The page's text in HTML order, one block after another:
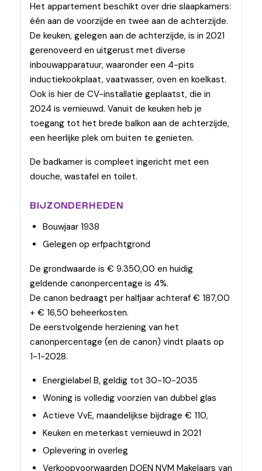
Het appartement beschikt over drie slaapkamers:
één aan de voorzijde en twee aan de achterzijde.
De keuken, gelegen aan de achterzijde, is in 2021
gerenoveerd en uitgerust met diverse
inbouwapparatuur, waaronder een 4-pits
inductiekookplaat, vaatwasser, oven en koelkast.
Ook is hier de CV-installatie geplaatst, die in
2024 is vernieuwd. Vanuit de keuken heb je
toegang tot het brede balkon aan de achterzijde,
een heerlijke plek om buiten te genieten.
De badkamer is compleet ingericht met een
douche, wastafel en toilet.
BIJZONDERHEDEN
Bouwjaar 1938
Gelegen op erfpachtgrond
De grondwaarde is € 9.350,00 en huidig
geldende canonpercentage is 4%.
De canon bedraagt per halfjaar achteraf € 187,00
+ € 16,50 beheerkosten.
De eerstvolgende herziening van het
canonpercentage (en de canon) vindt plaats op
1-1-2028.
Energielabel B, geldig tot 30-10-2035
Woning is volledig voorzien van dubbel glas
Actieve VvE, maandelijkse bijdrage € 110,
Keuken en meterkast vernieuwd in 2021
Oplevering in overleg
Verkoopvoorwaarden DOEN NVM Makelaars van